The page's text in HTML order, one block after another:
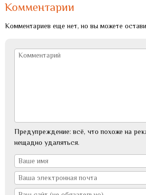
Комментарии
Комментариев еще нет, но вы можете
Предупреждение: всё, что похоже на
нещадно удаляться.